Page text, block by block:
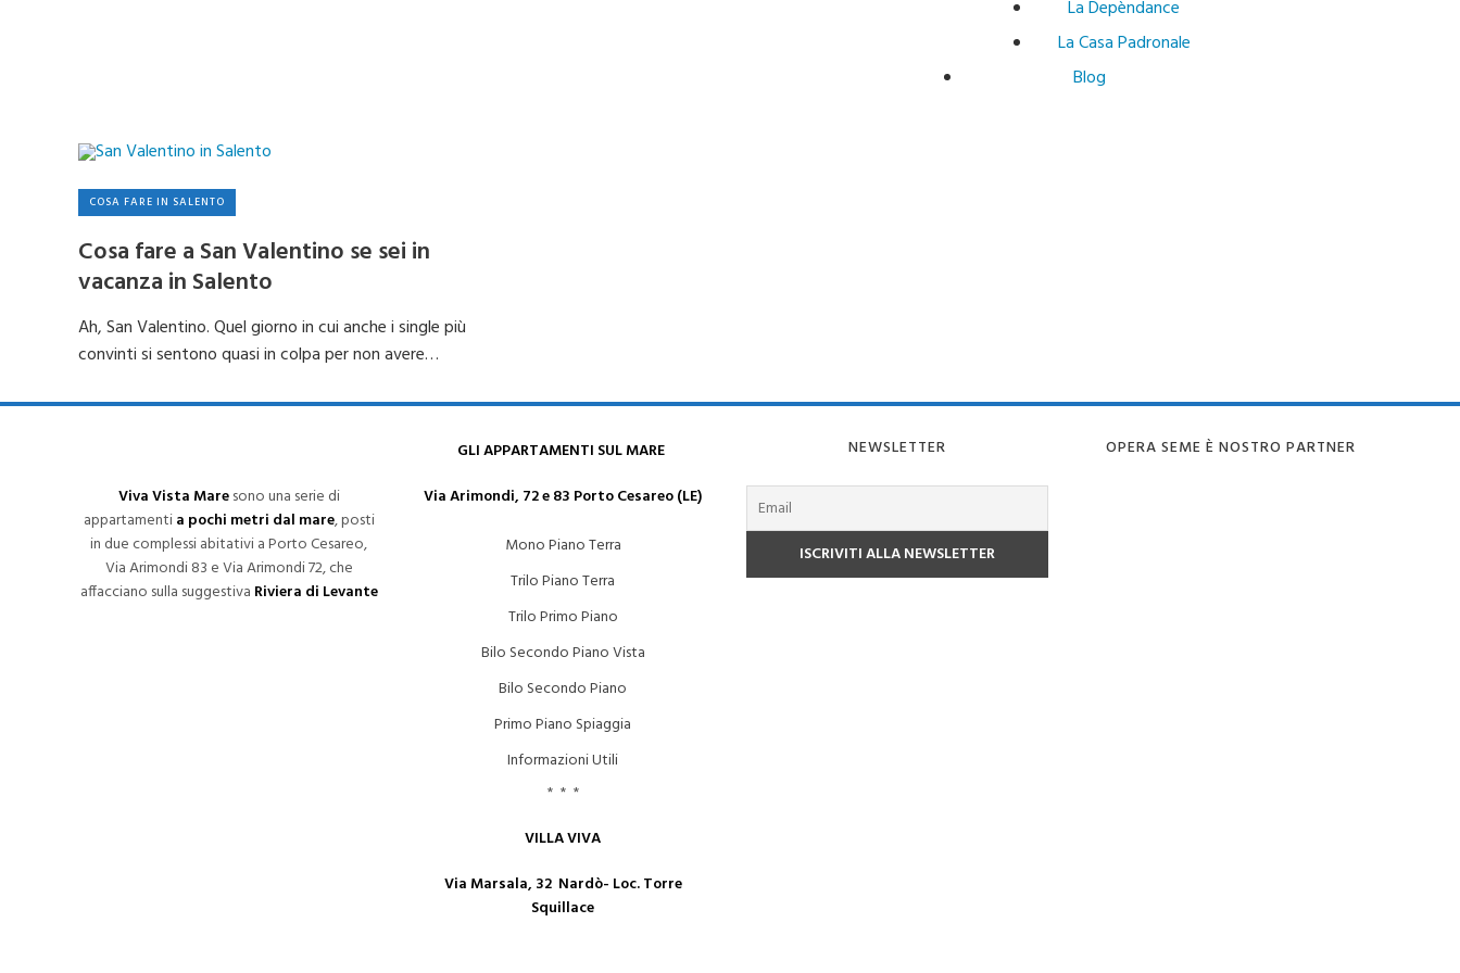
La Depèndance
La Casa Padronale
Blog
COSA FARE IN SALENTO
Cosa fare a San Valentino se sei in
vacanza in Salento
Ah, San Valentino. Quel giorno in cui anche i single più
convinti si sentono quasi in colpa per non avere…
Viva Vista Maresono una serie di
appartamentia pochi metri dal mare, posti
in due complessi abitativi a Porto Cesareo,
Via Arimondi 83 e Via Arimondi 72, che
affacciano sulla suggestiva Riviera di Levante
GLI APPARTAMENTI SUL MARE
Via Arimondi, 72 e 83 Porto Cesareo (LE)
Mono Piano Terra
Trilo Piano Terra
Trilo Primo Piano
Bilo Secondo Piano Vista
Bilo Secondo Piano
Primo Piano Spiaggia
Informazioni Utili
* * *
VILLA VIVA
Via Marsala, 32 Nardò- Loc. Torre
Squillace
NEWSLETTER OPERA SEME È NOSTRO PARTNER